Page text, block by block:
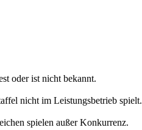
oder ist nicht bekannt.
nicht im Leistungsbetrieb spielt.
spielen außer Konkurrenz.